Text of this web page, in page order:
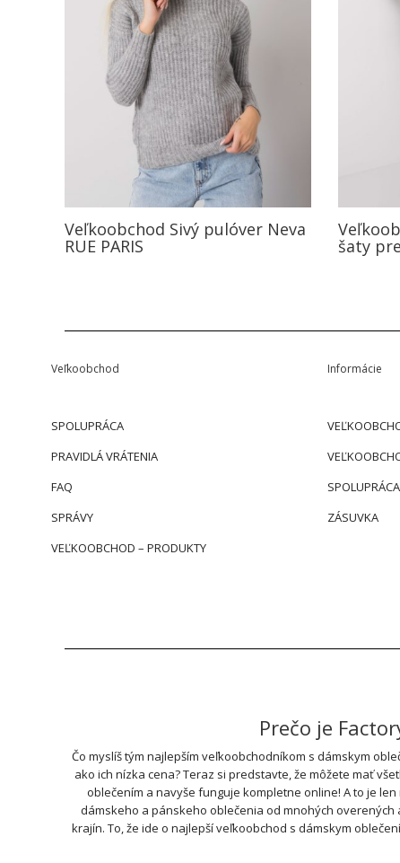
Veľkoobchod Sivý pulóver Neva
RUE PARIS šaty
Veľkoobchod
SPOLUPRÁCA
PRAVIDLÁ VRÁTENIA
FAQ
SPRÁVY
VEĽKOOBCHOD – PRODUKTY
Informácie
ZÁSUVKA
Prečo je
Čo myslíš tým najlepším veľkoobchodníkom s dámskym
ako ich nízka cena? Teraz si predstavte, že môžete mať
oblečením a navyše funguje kompletne online! A to je
dámskeho a pánskeho oblečenia od mnohých
krajín. To, že ide o najlepší veľkoobchod s dámskym